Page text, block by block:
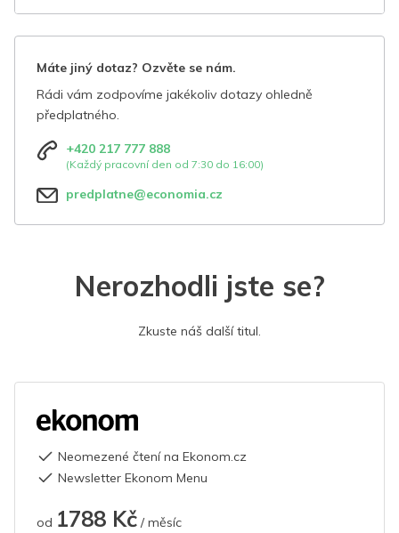
Máte jiný dotaz? Ozvěte se nám.
Rádi vám zodpovíme jakékoliv dotazy ohledně
předplatného.
+420 217 777 888
(Každý pracovní den od 7:30 do 16:00)
predplatne@economia.cz
Nerozhodli jste se?
Zkuste náš další titul.
Neomezené čtení na Ekonom.cz
Newsletter Ekonom Menu
od 1788 Kč / měsíc